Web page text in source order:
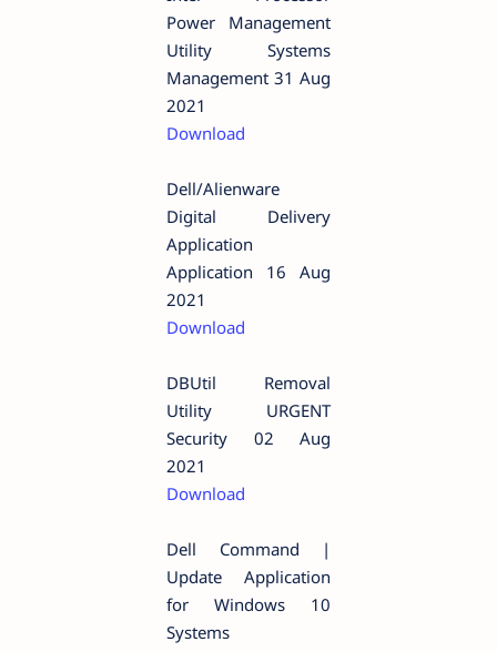
Power Management
Utility Systems
Management 31 Aug
2021
Download
Dell/Alienware
Digital Delivery
Application
Application 16 Aug
2021
Download
DBUtil Removal
Utility URGENT
Security 02 Aug
2021
Download
Dell Command |
Update Application
for Windows 10
Systems